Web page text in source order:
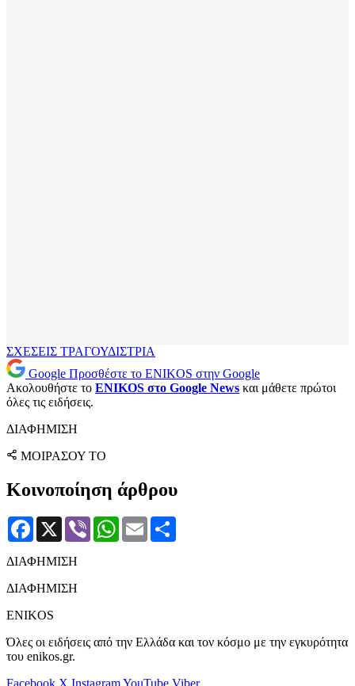
ΣΧΕΣΕΙΣ ΤΡΑΓΟΥΔΙΣΤΡΙΑ
Google Προσθέστε το ENIKOS στην Google
Ακολουθήστε το ENIKOS στο Google News και μάθετε πρώτοι
όλες τις ειδήσεις.
ΔΙΑΦΗΜΙΣΗ
ΜΟΙΡΑΣΟΥ ΤΟ
Κοινοποίηση άρθρου
Facebook
X Viber WhatsApp
Email
ΔΙΑΦΗΜΙΣΗ
ΔΙΑΦΗΜΙΣΗ
ENIKOS
Όλες οι ειδήσεις από την Ελλάδα και τον κόσμο με την εγκυρότητα
του enikos.gr.
Facebook X InstagramYouTube Viber